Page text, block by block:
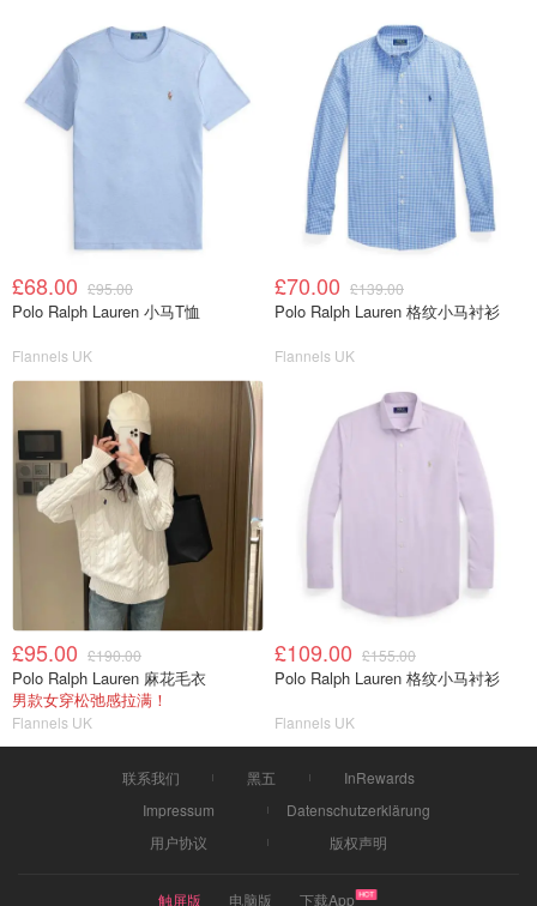
£68.00 £95.00
Polo Ralph Lauren 小马T恤
Flannels UK
£70.00 £139.00
Polo Ralph Lauren 格纹小马衬衫
Flannels UK
£95.00 £190.00
Polo Ralph Lauren 麻花毛衣
男款女穿松弛感拉满！
Flannels UK
£109.00 £155.00
Polo Ralph Lauren 格纹小马衬衫
Flannels UK
联系我们 黑五
InRewards
Impressum
Datenschutzerklärung
用户协议
版权声明
触屏版 电脑版 下载App